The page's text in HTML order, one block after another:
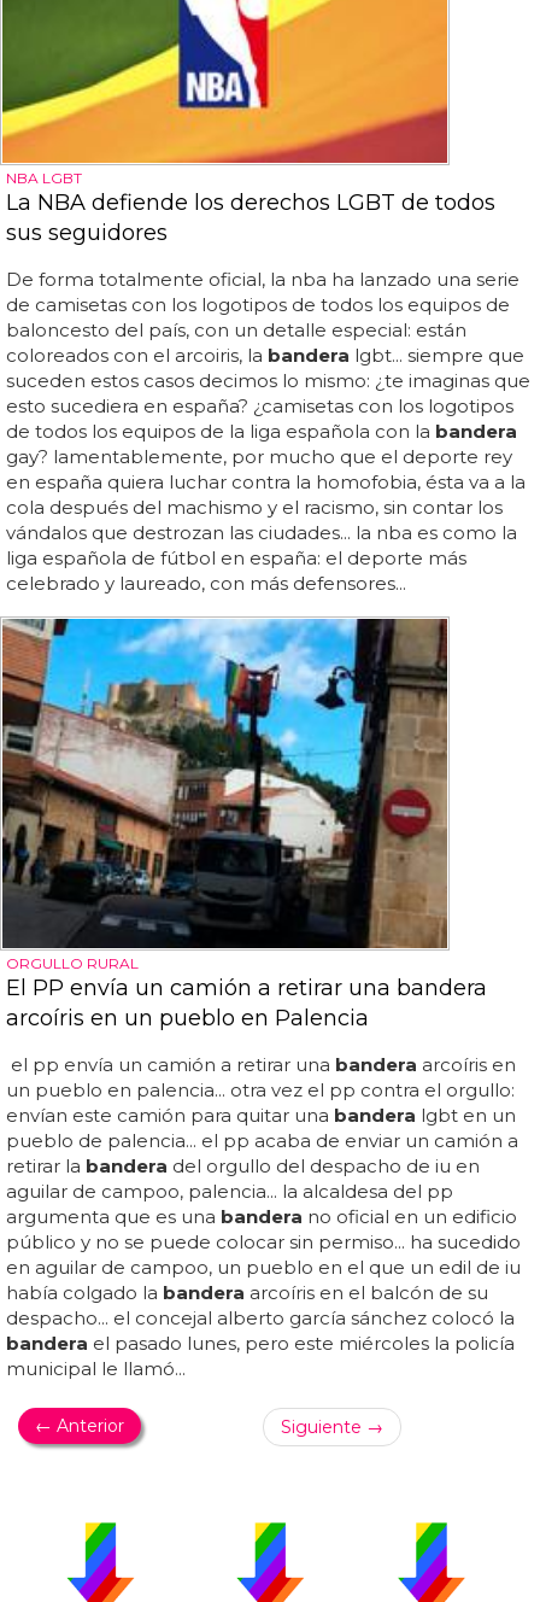
NBA LGBT
La NBA defiende los derechos LGBT de todos
sus seguidores
De forma totalmente oficial, la nba ha lanzado una serie
de camisetas con los logotipos de todos los equipos de
baloncesto del país, con un detalle especial: están
coloreados con el arcoiris, la bandera lgbt... siempre que
suceden estos casos decimos lo mismo: ¿te imaginas que
esto sucediera en españa? ¿camisetas con los logotipos
de todos los equipos de la liga española con la bandera
gay? lamentablemente, por mucho que el deporte rey
en españa quiera luchar contra la homofobia, ésta va a la
cola después del machismo y el racismo, sin contar los
vándalos que destrozan las ciudades... la nba es como la
liga española de fútbol en españa: el deporte más
celebrado y laureado, con más defensores...
ORGULLO RURAL
El PP envía un camión a retirar una bandera
arcoíris en un pueblo en Palencia
el pp envía un camión a retirar una bandera arcoíris en
un pueblo en palencia... otra vez el pp contra el orgullo:
envían este camión para quitar una bandera lgbt en un
pueblo de palencia... el pp acaba de enviar un camión a
retirar la bandera del orgullo del despacho de iu en
aguilar de campoo, palencia... la alcaldesa del pp
argumenta que es una bandera no oficial en un edificio
público y no se puede colocar sin permiso... ha sucedido
en aguilar de campoo, un pueblo en el que un edil de iu
había colgado la bandera arcoíris en el balcón de su
despacho... el concejal alberto garcía sánchez colocó la
bandera el pasado lunes, pero este miércoles la policía
municipal le llamó...
← Anterior Siguiente →